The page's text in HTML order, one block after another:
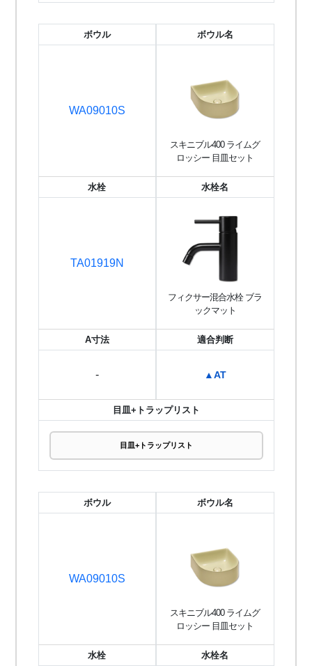
ボウル
WA09010S
ボウル名
スキニブル400 ライムグ
ロッシー 目皿セット
水栓
TA01919N
水栓名
フィクサー混合水栓 ブラ
ックマット
A寸法
-
適合判断
▲AT
目皿+トラップリスト
目皿+トラップリスト
ボウル
WA09010S
ボウル名
スキニブル400 ライムグ
ロッシー 目皿セット
水栓 水栓名